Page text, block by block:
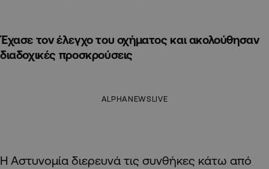
Έχασε τον έλεγχο του οχήματος και ακολούθησαν
διαδοχικές προσκρούσεις
ALPHANEWSLIVE
Η Αστυνομία διερευνά τις συνθήκες κάτω από